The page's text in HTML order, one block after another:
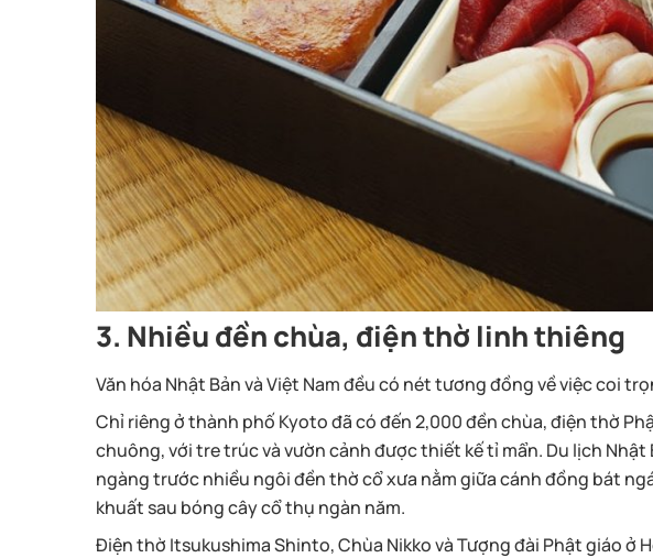
3. Nhiều đền chùa, điện thờ linh thiêng
Văn hóa Nhật Bản và Việt Nam đều có nét tương đồng về việc coi
Chỉ riêng ở thành phố Kyoto đã có đến 2,000 đền chùa, điện thờ
chuông, với tre trúc và vườn cảnh được thiết kế tỉ mẩn. Du lịch Nhật
ngàng trước nhiều ngôi đền thờ cổ xưa nằm giữa cánh đồng bát
khuất sau bóng cây cổ thụ ngàn năm.
Điện thờ Itsukushima Shinto, Chùa Nikko và Tượng đài Phật giáo ở